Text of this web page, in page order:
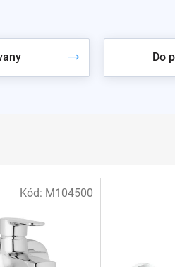
Do
Kód: M104500